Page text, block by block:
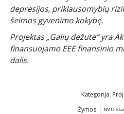
depresijos, priklausomybių
šeimos gyvenimo kokybę.
Projektas „Galių dėžutė“ yra
finansuojamo EEE finansinio
dalis.
Kategorija:
Žymos:
NVO